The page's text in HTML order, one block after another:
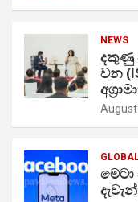
NEWS
දකුණු
වන
August